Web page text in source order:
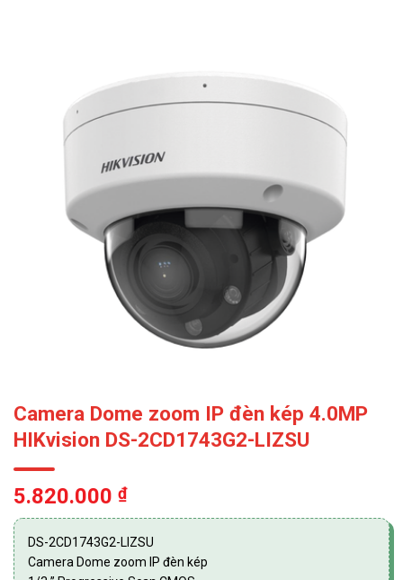
Camera Dome zoom IP đèn kép 4.0MP
HIKvision DS-2CD1743G2-LIZSU
5.820.000 ₫
DS-2CD1743G2-LIZSU
Camera Dome zoom IP đèn kép